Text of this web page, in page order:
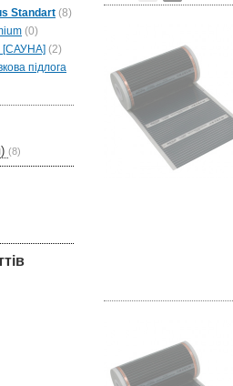
Standart (8)
(0)
[САУНА] (2)
підлога
(8)